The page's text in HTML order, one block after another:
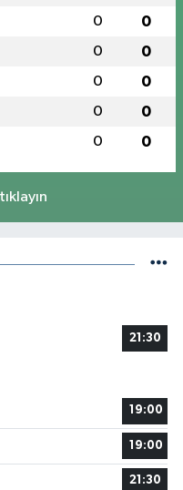
0 0
0 0
0 0
0 0
0 0
21:30
19:00
19:00
21:30